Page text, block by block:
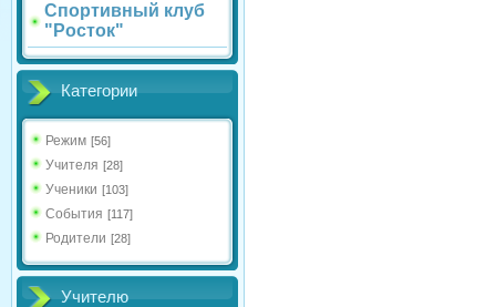
Спортивный клуб
"Росток"
Категории
Режим [56]
Учителя [28]
Ученики [103]
События [117]
Родители [28]
Учителю